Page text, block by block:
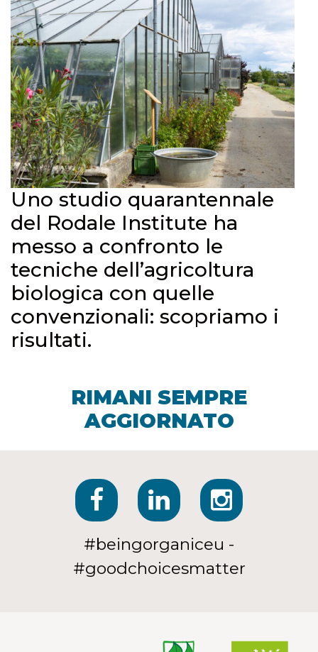
Uno studio quarantennale
del Rodale Institute ha
messo a confronto le
tecniche dell’agricoltura
biologica con quelle
convenzionali: scopriamo i
risultati.
RIMANI SEMPRE
AGGIORNATO
#beingorganiceu -
#goodchoicesmatter